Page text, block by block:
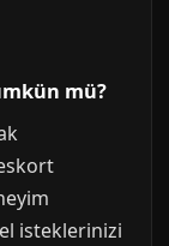
mü?
isteklerinizi